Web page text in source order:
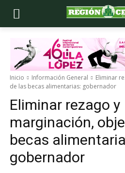
Inicio Información General
Eliminar
de las becas alimentarias: gobernador
Eliminar rezago y
marginación,
becas
gobernador